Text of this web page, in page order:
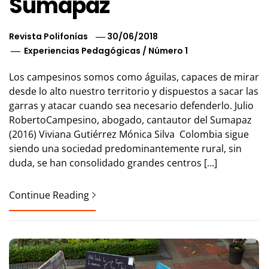
Revista Polifonías
30/06/2018
Experiencias Pedagógicas / Número 1
Los campesinos somos como águilas, capaces de mirar
desde lo alto nuestro territorio y dispuestos a sacar las
garras y atacar cuando sea necesario defenderlo. Julio
RobertoCampesino, abogado, cantautor del Sumapaz
(2016) Viviana Gutiérrez Mónica Silva Colombia sigue
siendo una sociedad predominantemente rural, sin
duda, se han consolidado grandes centros […]
Continue Reading